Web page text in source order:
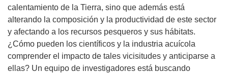
u
n
a
n
u
e
r
n
calentamiento de la Tierra, sino que además está
alterando la composición y la productividad de este sector
y afectando a los recursos pesqueros y sus hábitats.
¿Cómo pueden los científicos y la industria acuícola
comprender el impacto de tales vicisitudes y anticiparse a
ellas? Un equipo de investigadores está buscando